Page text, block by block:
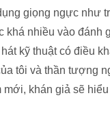
giọng ngực như
khá nhiều vào đánh
kỹ thuật có điều
tôi và thần tượng
khán giả sẽ